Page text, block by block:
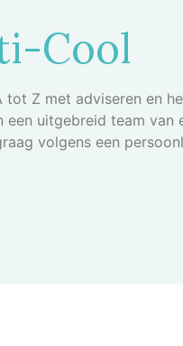
Cool
tot Z met adviseren en
een uitgebreid team van
volgens een